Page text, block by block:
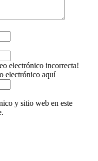
electrónico incorrecta!
electrónico aquí
y sitio web en este